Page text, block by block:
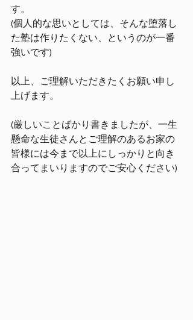
す。
(個人的な思いとしては、そんな堕落し
た塾は作りたくない、というのが一番
強いです)
以上、ご理解いただきたくお願い申し
上げます。
(厳しいことばかり書きましたが、一生
懸命な生徒さんとご理解のあるお家の
皆様には今まで以上にしっかりと向き
合ってまいりますのでご安心ください)